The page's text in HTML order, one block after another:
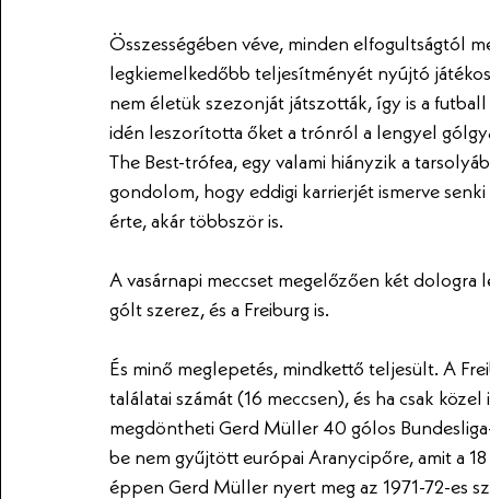
Összességében véve, minden elfogultságtól
legkiemelkedőbb teljesítményét nyújtó
nem életük szezonját játszották, így is a
idén leszorította őket a trónról a lengyel
The Best-trófea, egy valami hiányzik a
gondolom, hogy eddigi karrierjét ismerve
érte, akár többször is.
A vasárnapi meccset megelőzően két
gólt szerez, és a Freiburg is.
És minő meglepetés, mindkettő teljesült. A
találatai számát (16 meccsen), és ha csak
megdöntheti Gerd Müller 40 gólos
be nem gyűjtött európai Aranycipőre, amit a
éppen Gerd Müller nyert meg az 1971-72-es